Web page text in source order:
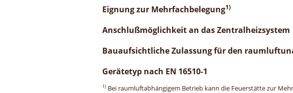
Eignung zur Mehrfachbelegung1)
Anschlußmöglichkeit an das Zentralheizsystem
Bauaufsichtliche Zulassung für den
Gerätetyp nach EN 16510-1
1) Bei raumluftabhängigem Betrieb kann die Feuerstätte zur